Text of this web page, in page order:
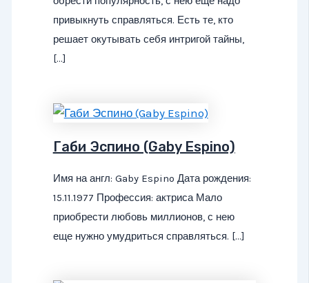
привыкнуть справляться. Есть те, кто
решает окутывать себя интригой тайны,
[…]
Габи Эспино (Gaby Espino)
Имя на англ: Gaby Espino Дата рождения:
15.11.1977 Профессия: актриса Мало
приобрести любовь миллионов, с нею
еще нужно умудриться справляться. […]